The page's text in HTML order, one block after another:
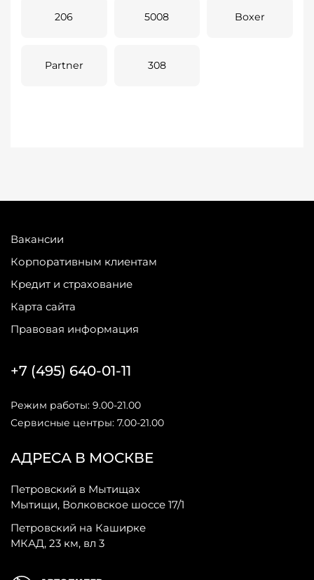
206 5008 Boxer
Partner 308
Вакансии
Корпоративным клиентам
Кредит и страхование
Карта сайта
Правовая информация
АДРЕСА В МОСКВЕ
Петровский в Мытищах
Мытищи, Волковское шоссе 17/1
Петровский на Каширке
МКАД, 23 км, вл 3
+7 (495) 640-01-11
Режим работы: 9.00-21.00
Сервисные центры: 7.00-21.00